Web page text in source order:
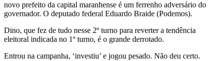
novo prefeito da capital maranhense é um ferrenho adversário do
governador. O deputado federal Eduardo Braide (Podemos).
Dino, que fez de tudo nesse 2º turno para reverter a tendência
eleitoral indicada no 1º turno, é o grande derrotado.
Entrou na campanha, ‘investiu’ e jogou pesado. Não deu certo.